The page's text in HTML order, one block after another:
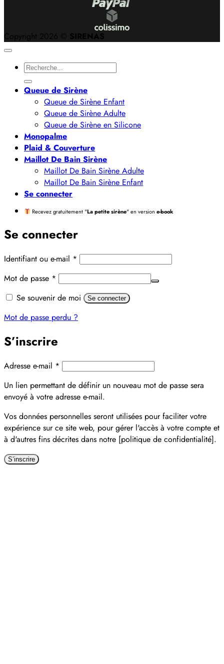
Copyright 2026 © SIRENAS
Recherche
pour :
Queue de Sirène
Queue de Sirène Enfant
Queue de Sirène Adulte
Queue de Sirène en Silicone
Monopalme
Plaid & Couverture
Maillot De Bain Sirène
Maillot De Bain Sirène Adulte
Maillot De Bain Sirène Enfant
Se connecter
Recevez gratuitement "La petite sirène" en version e-book
Se connecter
Identifiant ou e-mail * Obligatoire
Mot de passe * Obligatoire
Alternative:
Se souvenir de moi Se connecter
Mot de passe perdu ?
S’inscrire
Adresse e-mail * Obligatoire
Un lien permettant de définir un nouveau mot de passe sera
envoyé à votre adresse e-mail.
Vos données personnelles seront utilisées pour faciliter votre
expérience sur ce site web, pour gérer l'accès à votre compte et
à d'autres fins décrites dans notre [politique de confidentialité].
S’inscrire